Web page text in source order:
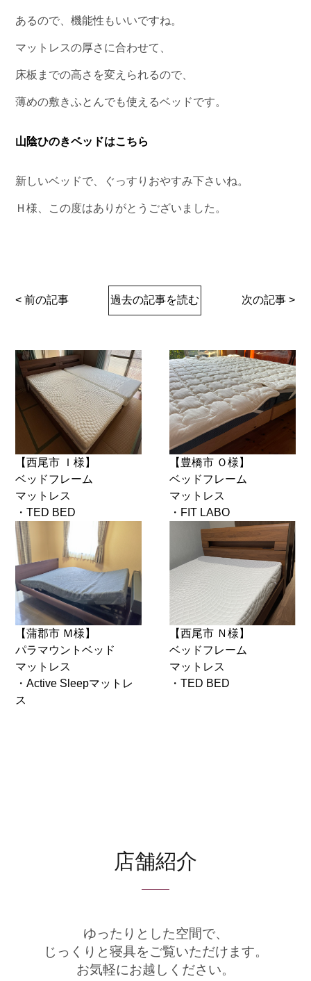
あるので、機能性もいいですね。
マットレスの厚さに合わせて、
床板までの高さを変えられるので、
薄めの敷きふとんでも使えるベッドです。
山陰ひのきベッドはこちら
新しいベッドで、ぐっすりおやすみ下さいね。
Ｈ様、この度はありがとうございました。
< 前の記事 過去の記事を読む 次の記事 >
【西尾市 Ｉ様】
ベッドフレーム
マットレス
・TED BED
【豊橋市 Ｏ様】
ベッドフレーム
マットレス
・FIT LABO
【蒲郡市 Ｍ様】
パラマウントベッド
マットレス
・Active Sleepマットレ
ス
【西尾市 Ｎ様】
ベッドフレーム
マットレス
・TED BED
店舗紹介
ゆったりとした空間で、
じっくりと寝具をご覧いただけます。
お気軽にお越しください。